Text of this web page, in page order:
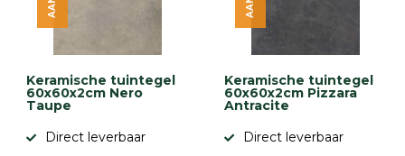
Keramische tuintegel
60x60x2cm Nero
Taupe
Direct leverbaar
Keramische tuintegel
60x60x2cm Pizzara
Antracite
Direct leverbaar